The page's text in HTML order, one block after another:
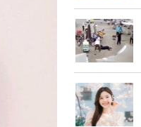
Danh tính đối
nữ ở giữa chợ ở
TP.HCM